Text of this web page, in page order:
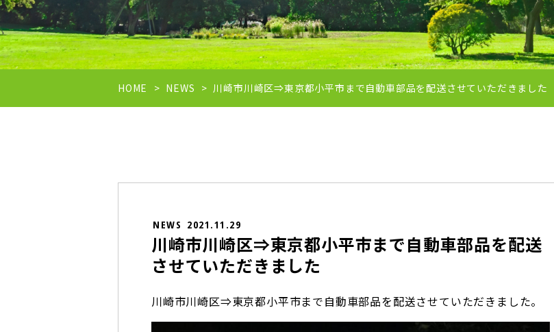
HOME NEWS 川崎市川崎区⇒東京都小平市まで自動車部品を配送させていただきました
NEWS 2021.11.29
川崎市川崎区⇒東京都小平市まで自動車部品を配送
させていただきました
川崎市川崎区⇒東京都小平市まで自動車部品を配送させていただきました。